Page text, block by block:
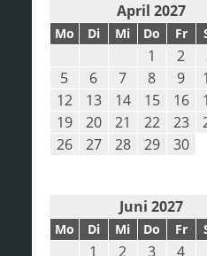
April 2027
Mo Di Mi Do Fr
1 2
5
6 7 8 9
12
13 14 15 16
19
20 21 22 23
26
27 28 29 30
Juni 2027
Mo Di Mi Do Fr
1 2 3 4